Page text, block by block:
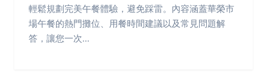
輕鬆規劃完美午餐體驗，避免踩雷。內容涵蓋華榮市
場午餐的熱門攤位、用餐時間建議以及常見問題解
答，讓您一次...